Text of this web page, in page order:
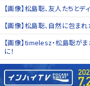
【画像】松島聡、友人たちと
【画像】松島聡、自然に包まれ
【画像】timelesz・松島聡が
に！